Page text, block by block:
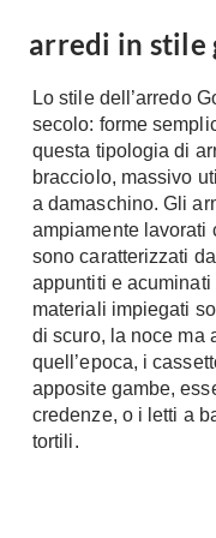
Materassi
Memory Foam
Reti Letto
Cuscini
Consigli materassi
Bagno
Arredo Bagno
Sanitari
Cabine Doccia
Idromassaggio
arredi in stile
Lo stile dell’arredo
secolo: forme
questa tipologia di
bracciolo, massivo
a damaschino. Gli
ampiamente lavorati
sono caratterizzati
appuntiti e acuminati
materiali impiegati
di scuro, la noce ma
quell’epoca, i
apposite gambe,
credenze, o i letti a
tortili.